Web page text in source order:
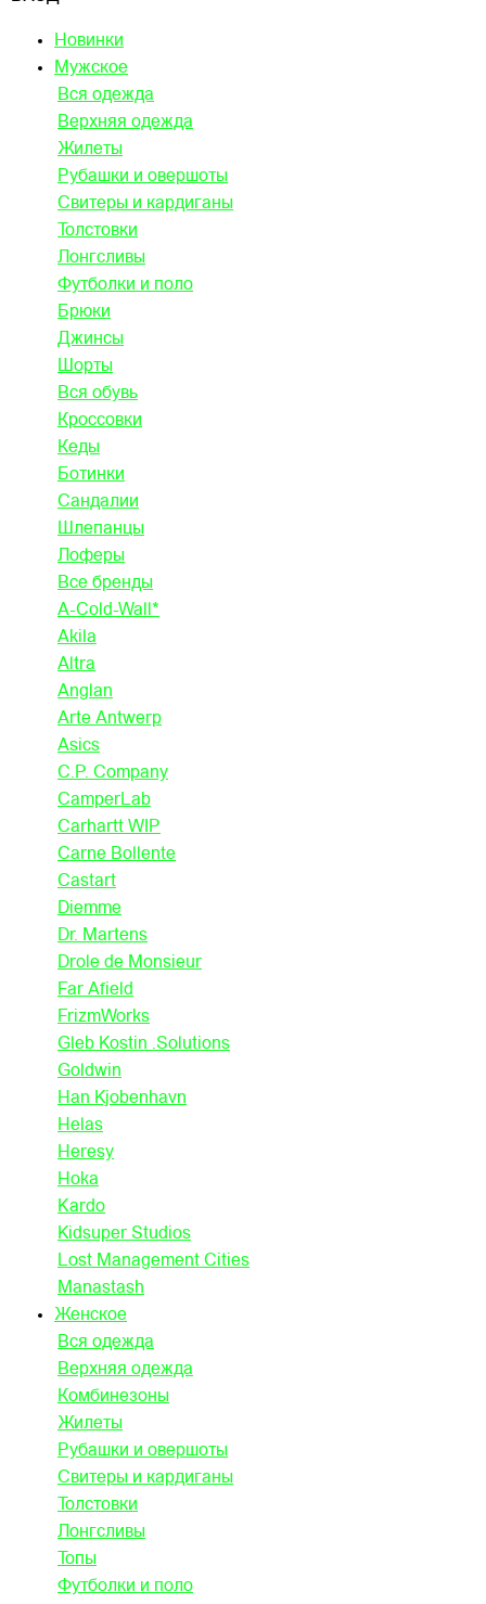
Новинки
Мужское
Вся одежда
Верхняя одежда
Жилеты
Рубашки и овершоты
Свитеры и кардиганы
Толстовки
Лонгсливы
Футболки и поло
Брюки
Джинсы
Шорты
Вся обувь
Кроссовки
Кеды
Ботинки
Сандалии
Шлепанцы
Лоферы
Все бренды
A-Cold-Wall*
Akila
Altra
Anglan
Arte Antwerp
Asics
C.P. Company
CamperLab
Carhartt WIP
Carne Bollente
Castart
Diemme
Dr. Martens
Drole de Monsieur
Far Afield
FrizmWorks
Gleb Kostin .Solutions
Goldwin
Han Kjobenhavn
Helas
Heresy
Hoka
Kardo
Kidsuper Studios
Lost Management Cities
Manastash
Женское
Вся одежда
Верхняя одежда
Комбинезоны
Жилеты
Рубашки и овершоты
Свитеры и кардиганы
Толстовки
Лонгсливы
Топы
Футболки и поло